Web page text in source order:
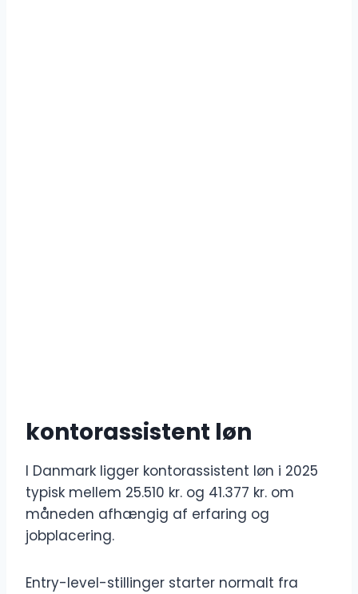
kontorassistent løn
I Danmark ligger kontorassistent løn i 2025
typisk mellem 25.510 kr. og 41.377 kr. om
måneden afhængig af erfaring og
jobplacering.
Entry-level-stillinger starter normalt fra